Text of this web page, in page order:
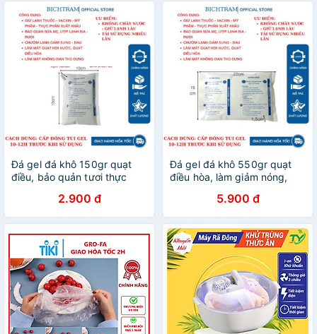
Đá gel đá khô 150gr quạt
điều, bảo quản tươi thực
2.900 đ
Đá gel đá khô 550gr quạt
điều hòa, làm giảm nóng,
5.900 đ